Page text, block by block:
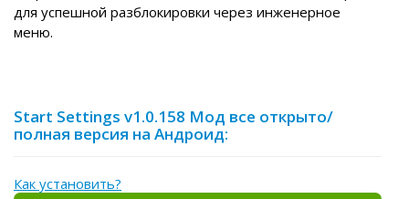
для успешной разблокировки через инженерное
меню.
Start Settings v1.0.158 Мод все открыто/
полная версия на Андроид:
Как установить?